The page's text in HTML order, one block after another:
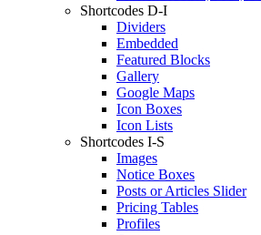
Shortcodes D-I
Dividers
Embedded
Featured Blocks
Gallery
Google Maps
Icon Boxes
Icon Lists
Shortcodes I-S
Images
Notice Boxes
Posts or Articles Slider
Pricing Tables
Profiles